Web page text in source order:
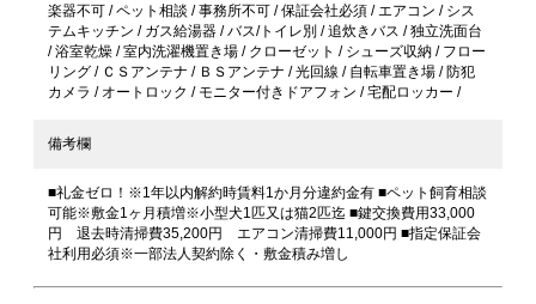
楽器不可 / ペット相談 / 事務所不可 / 保証会社必須 / エアコン / シス
テムキッチン / ガス給湯器 / バス/トイレ別 / 追炊きバス / 独立洗面台
/ 浴室乾燥 / 室内洗濯機置き場 / クローゼット / シューズ収納 / フロー
リング / ＣＳアンテナ / ＢＳアンテナ / 光回線 / 自転車置き場 / 防犯
カメラ / オートロック / モニター付きドアフォン / 宅配ロッカー /
備考欄
■礼金ゼロ！※1年以内解約時賃料1か月分違約金有 ■ペット飼育相談
可能※敷金1ヶ月積増※小型犬1匹又は猫2匹迄 ■鍵交換費用33,000
円 退去時清掃費35,200円 エアコン清掃費11,000円 ■指定保証会
社利用必須※一部法人契約除く・敷金積み増し